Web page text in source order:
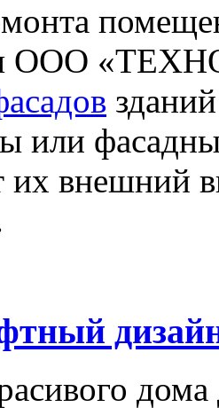
ООО
или
их внешний